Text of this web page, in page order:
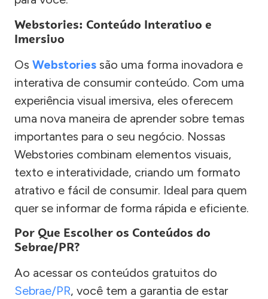
Webstories: Conteúdo Interativo e
Imersivo
Os Webstories são uma forma inovadora e
interativa de consumir conteúdo. Com uma
experiência visual imersiva, eles oferecem
uma nova maneira de aprender sobre temas
importantes para o seu negócio. Nossas
Webstories combinam elementos visuais,
texto e interatividade, criando um formato
atrativo e fácil de consumir. Ideal para quem
quer se informar de forma rápida e eficiente.
Por Que Escolher os Conteúdos do
Sebrae/PR?
Ao acessar os conteúdos gratuitos do
Sebrae/PR, você tem a garantia de estar